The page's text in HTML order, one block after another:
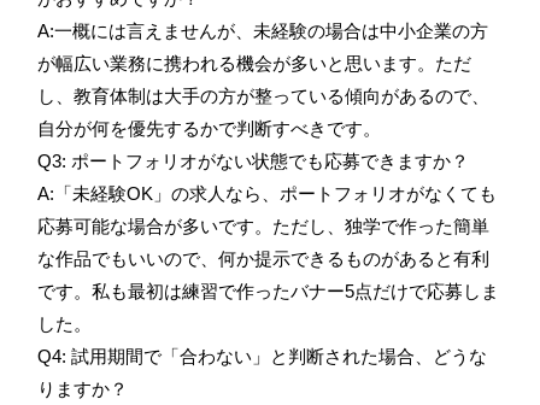
A:一概には言えませんが、未経験の場合は中小企業の方
が幅広い業務に携われる機会が多いと思います。ただ
し、教育体制は大手の方が整っている傾向があるので、
自分が何を優先するかで判断すべきです。
Q3: ポートフォリオがない状態でも応募できますか？
A:「未経験OK」の求人なら、ポートフォリオがなくても
応募可能な場合が多いです。ただし、独学で作った簡単
な作品でもいいので、何か提示できるものがあると有利
です。私も最初は練習で作ったバナー5点だけで応募しま
した。
Q4: 試用期間で「合わない」と判断された場合、どうな
りますか？